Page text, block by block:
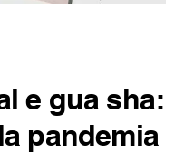
e gua sha:
pandemia